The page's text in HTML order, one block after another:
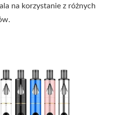
na korzystanie z różnych